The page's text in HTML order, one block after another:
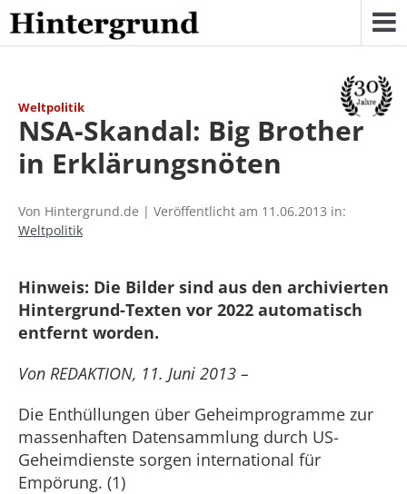
Skip
to
content
Weltpolitik
NSA-Skandal: Big Brother
in Erklärungsnöten
Von Hintergrund.de | Veröffentlicht am 11.06.2013 in:
Weltpolitik
Hinweis: Die Bilder sind aus den archivierten
Hintergrund-Texten vor 2022 automatisch
entfernt worden.
Von REDAKTION, 11. Juni 2013 –
Die Enthüllungen über Geheimprogramme zur
massenhaften Datensammlung durch US-
Geheimdienste sorgen international für
Empörung. (1)